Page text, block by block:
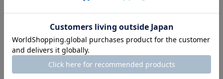
coat:HYKE サイズ1
knit:HYKE サイズ1
その他私物